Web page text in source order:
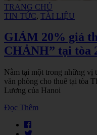
TRANG CHỦ
TIN TỨC, TÀI LIỆU
GIẢM 20% giá
CHẢNH” tại tòa
Nằm tại một trong những vị
văn phòng cho thuê tại tòa
Lương của Hanoi
Đọc Thêm